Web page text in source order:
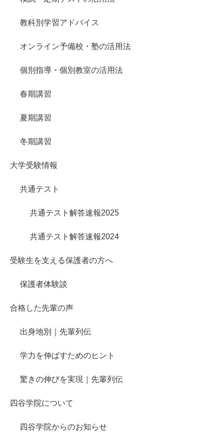
教科別学習アドバイス
オンライン予備校・塾の活用法
個別指導・個別教室の活用法
春期講習
夏期講習
冬期講習
大学受験情報
共通テスト
共通テスト解答速報2025
共通テスト解答速報2024
受験生を支える保護者の方へ
保護者体験談
合格した先輩の声
出身地別｜先輩列伝
学力を伸ばすためのヒント
驚きの伸びを実現｜先輩列伝
四谷学院について
四谷学院からのお知らせ